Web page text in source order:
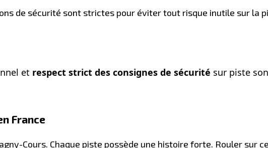
de sécurité sont strictes pour éviter tout risque inutile sur la
et respect strict des consignes de sécurité sur piste
France
Cours. Chaque piste possède une histoire forte. Rouler sur